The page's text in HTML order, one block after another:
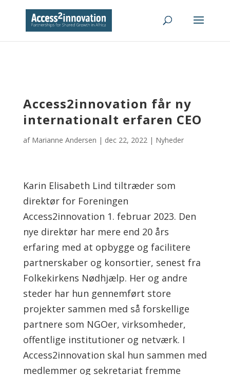
Access2innovation får ny
internationalt erfaren CEO
af Marianne Andersen | dec 22, 2022| Nyheder
Karin Elisabeth Lind tiltræder som
direktør for Foreningen
Access2innovation 1. februar 2023. Den
nye direktør har mere end 20 års
erfaring med at opbygge og facilitere
partnerskaber og konsortier, senest fra
Folkekirkens Nødhjælp. Her og andre
steder har hun gennemført store
projekter sammen med så forskellige
partnere som NGOer, virksomheder,
offentlige institutioner og netværk. I
Access2innovation skal hun sammen med
medlemmer og sekretariat fremme